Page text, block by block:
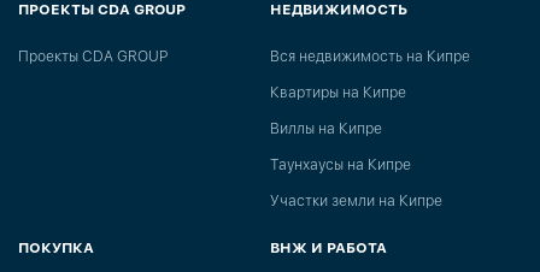
ПРОЕКТЫ CDA GROUP
Проекты CDA GROUP
НЕДВИЖИМОСТЬ
Вся недвижимость на Кипре
Квартиры на Кипре
Виллы на Кипре
Таунхаусы на Кипре
Участки земли на Кипре
ПОКУПКА ВНЖ И РАБОТА